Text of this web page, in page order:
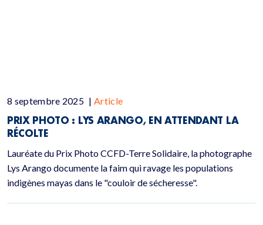
8 septembre 2025 | Article
PRIX PHOTO : LYS ARANGO, EN ATTENDANT LA
RÉCOLTE
Lauréate du Prix Photo CCFD-Terre Solidaire, la photographe
Lys Arango documente la faim qui ravage les populations
indigènes mayas dans le "couloir de sécheresse".